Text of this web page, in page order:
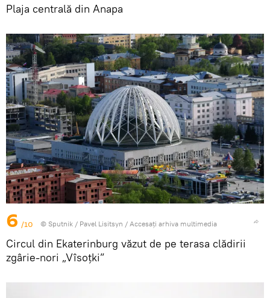
Plaja centrală din Anapa
6 /10 © Sputnik / Pavel Lisitsyn / Accesați arhiva multimedia
Circul din Ekaterinburg văzut de pe terasa clădirii
zgârie-nori „Vîsoțki”